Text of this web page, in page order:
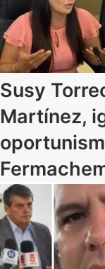
Susy
Martínez,